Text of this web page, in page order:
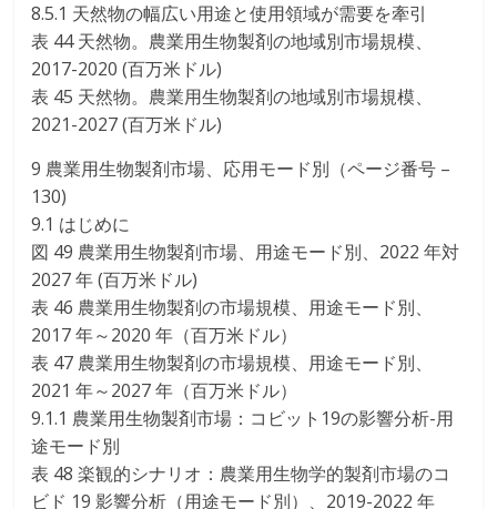
8.5.1 天然物の幅広い用途と使用領域が需要を牽引
表 44 天然物。農業用生物製剤の地域別市場規模、
2017-2020 (百万米ドル)
表 45 天然物。農業用生物製剤の地域別市場規模、
2021-2027 (百万米ドル)
9 農業用生物製剤市場、応用モード別（ページ番号 –
130)
9.1 はじめに
図 49 農業用生物製剤市場、用途モード別、2022 年対
2027 年 (百万米ドル)
表 46 農業用生物製剤の市場規模、用途モード別、
2017 年～2020 年（百万米ドル）
表 47 農業用生物製剤の市場規模、用途モード別、
2021 年～2027 年（百万米ドル）
9.1.1 農業用生物製剤市場：コビット19の影響分析-用
途モード別
表 48 楽観的シナリオ：農業用生物学的製剤市場のコ
ビド 19 影響分析（用途モード別）、2019-2022 年